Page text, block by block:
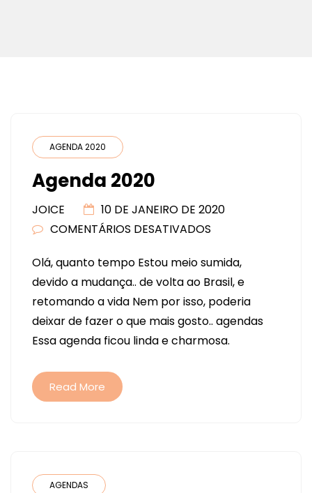
AGENDA 2020
Agenda 2020
JOICE
10 DE JANEIRO DE 2020
COMENTÁRIOS DESATIVADOS
2020
Olá, quanto tempo Estou meio sumida,
devido a mudança.. de volta ao Brasil, e
retomando a vida Nem por isso, poderia
deixar de fazer o que mais gosto.. agendas
Essa agenda ficou linda e charmosa.
Read More
AGENDAS